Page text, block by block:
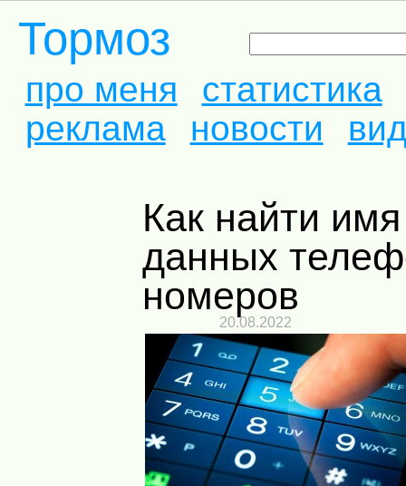
Тормоз
про меня
статистика
реклама
новости
Как найти имя в базе
данных
номеров
20.08.2022